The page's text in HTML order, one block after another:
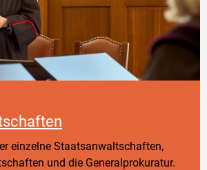
einzelne Staatsanwaltschaften,
und die Generalprokuratur.